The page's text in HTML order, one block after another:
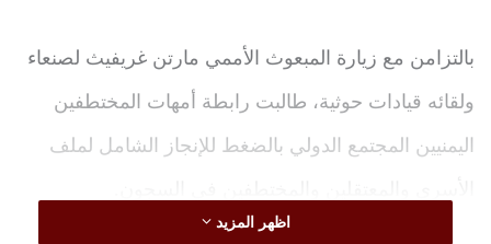
بالتزامن مع زيارة المبعوث الأممي مارتن غريفيث لصنعاء
ولقائه قيادات حوثية، طالبت رابطة أمهات المختطفين
اليمنيين المجتمع الدولي بالضغط للإنجاز الشامل لملف
اظهر المزيد